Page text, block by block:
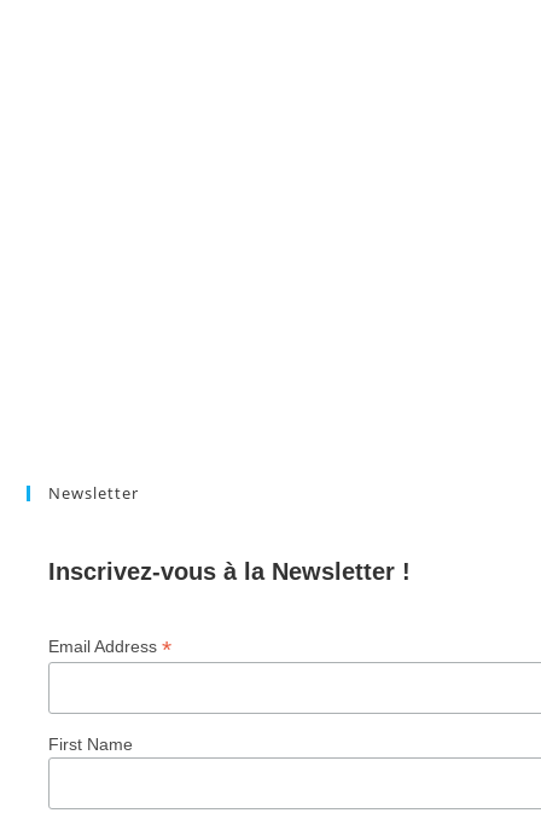
Newsletter
Inscrivez-vous à la Newsletter !
Email Address*
First Name